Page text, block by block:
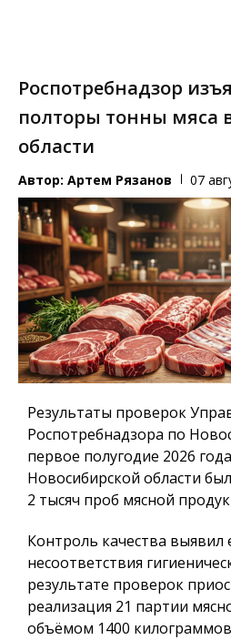
Роспотребнадзор
полторы тонны мяса
области
Автор: Артем Рязанов 07
Результаты проверок
Роспотребнадзора по
первое полугодие 2026
Новосибирской области
2 тысяч проб мясной
Контроль качества выявил
несоответствия
результате проверок
реализация 21 партии
объёмом 1400